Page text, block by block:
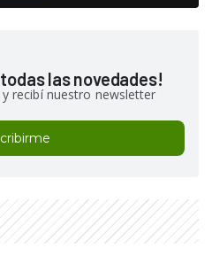
las novedades!
recibí nuestro newsletter